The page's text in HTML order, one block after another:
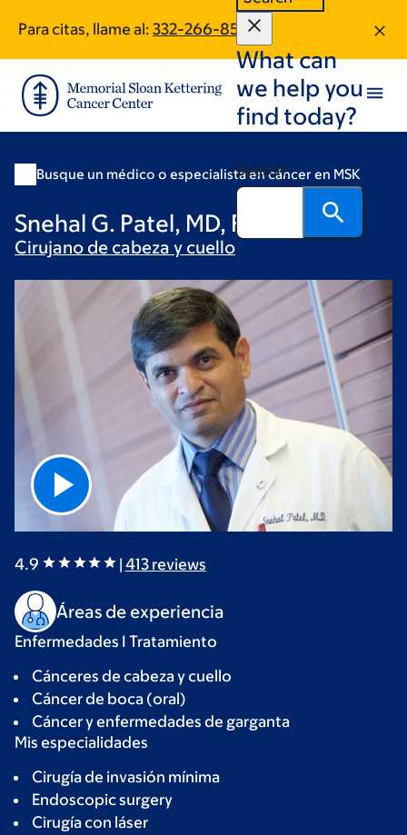
main
content
footer
Para citas, llame al: 332-266-8503
What can
we help you
find today?
Search
Busque un médico o especialista en cáncer en MSK
Snehal G. Patel, MD, FRCS
Cirujano de cabeza y cuello
4.9 | 413reviews
Áreas de experiencia
Enfermedades I Tratamiento
Cánceres de cabeza y cuello
Cáncer de boca (oral)
Cáncer y enfermedades de garganta
Mis especialidades
Cirugía de invasión mínima
Endoscopic surgery
Cirugía con láser